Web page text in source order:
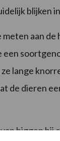
blijken
aan de
een
lange
de dieren
biggen bij